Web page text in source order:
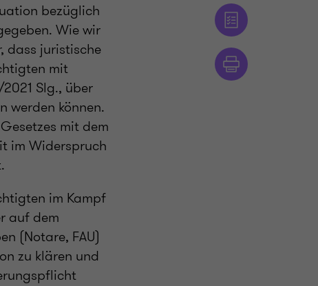
bezüglich
Wie wir
dass juristische
mit
Slg., über
werden können.
mit dem
im Widerspruch
im Kampf
auf dem
(Notare, FAU)
zu klären und